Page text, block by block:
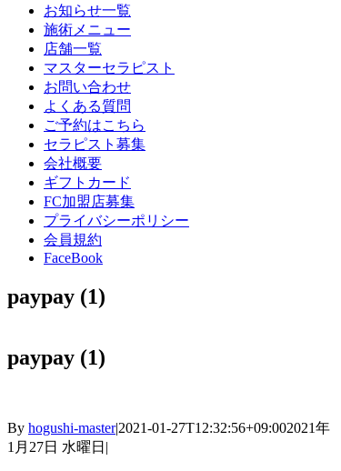
お知らせ一覧
施術メニュー
店舗一覧
マスターセラピスト
お問い合わせ
よくある質問
ご予約はこちら
セラピスト募集
会社概要
ギフトカード
FC加盟店募集
プライバシーポリシー
会員規約
FaceBook
paypay (1)
paypay (1)
By hogushi-master|2021-01-27T12:32:56+09:002021年
1月27日 水曜日 |